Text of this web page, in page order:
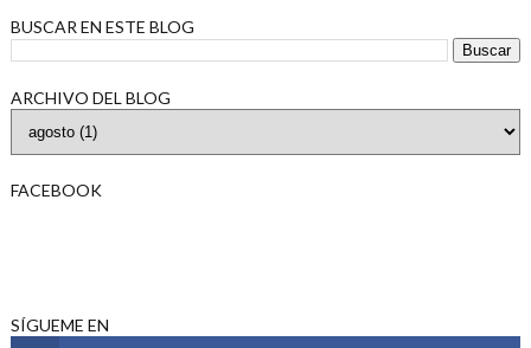
BUSCAR EN ESTE BLOG
ARCHIVO DEL BLOG
FACEBOOK
SÍGUEME EN